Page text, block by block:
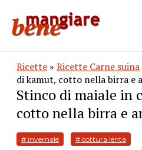
Ricette » Ricette Carne suina
di kamut, cotto nella birra e
Stinco di maiale in
cotto nella birra e
# invernale # cottura lenta